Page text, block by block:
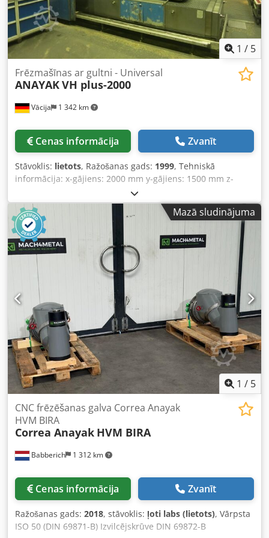
Uzstādīšanas laukums: apmēram 1000 x 700 cm (GxP)
Uzstādīšanas augstums: apmēram 410 cm Svars (pilnīgs):
apmēram 33 t Dcedpfxexcgtge Apaok Labā stāvoklī
1 / 5
Vācija 1 342 km
Frēzmašīnas ar gultni - Universal
ANAYAKVH plus-2000
Cenas informācija Zvanīt
Stāvoklis: lietots, Ražošanas gads: 1999, Tehniskā
informācija: x-gājiens: 2000 mm y-gājiens: 1500 mm z-
gājiens: 1460 mm Frēzēšanas vārpstas motors: 35/30 kW
Vārpstas uzgalis ISO: 50 Vārpstas apgriezieni: 24 - 3000
apgr./min Galds izmērs: 1350 x 1550 mm Galds slodze: 6 t
Padeves ātrums: 10 - 3000 mm/min Ātrgaitas gaita: 10
m/min Kopējais jaudas patēriņš: 48 kW Aptuvenais iekārtas
svars: 24 t ar CNC vadību HEIDENHAIN TNC 426 B ass
galds, rotējošs 360° Horizontāli - vertikāli automātiski
grozāma frēzēšanas galva Dažādi piederumi Dcedpfx Apjv
Rdzboask
Mazā sludinājuma
1 / 5
Babberich 1 312 km
CNC frēzēšanas galva Correa Anayak
HVM BIRA
Correa Anayak HVM BIRA
Cenas informācija Zvanīt
Ražošanas gads: 2018, stāvoklis: ļoti labs (lietots), Vārpsta
ISO 50 (DIN 69871-B) Izvilcējskrūve DIN 69872-B